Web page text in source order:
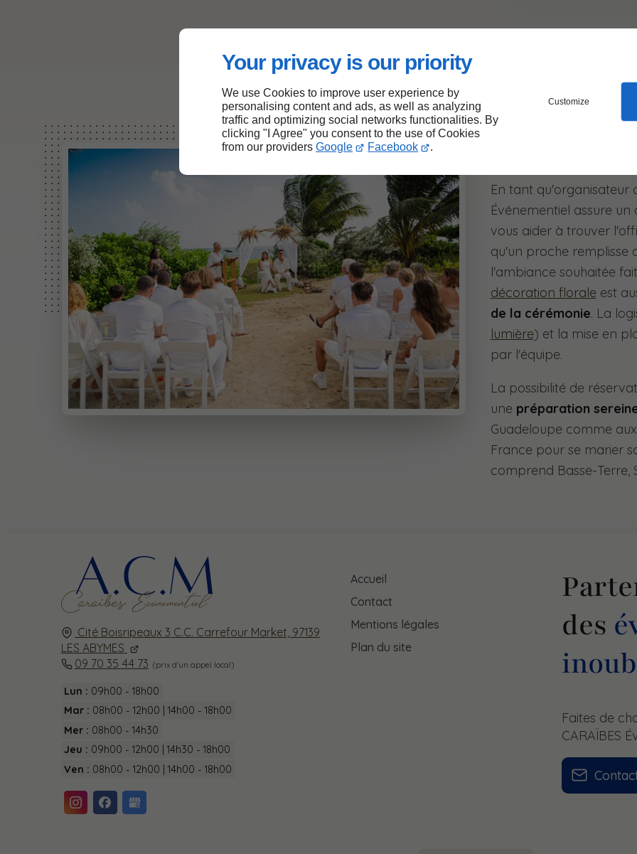
Your privacy is our priority
We use Cookies to improve user experience by
personalising content and ads, as well as analyzing
traffic and optimizing social networks functionalities. By
clicking "I Agree" you consent to the use of Cookies
from our providers Google Facebook .
Customize
pour
En tant qu'organisateur
Événementiel assure
vous aider à trouver
qu'un proche remplisse
l'ambiance souhaitée
décoration floraleest
de la cérémonie. La
lumière) et la mise en
par l'équipe.
La possibilité de
une préparation
Guadeloupe comme
France pour se marier
comprend Basse-Terre,
Cité Boisripeaux 3 C.C. Carrefour Market, 97139
LES ABYMES
09 70 35 44 73
Lun : 09h00 - 18h00
Mar : 08h00 - 12h00 | 14h00 - 18h00
Mer : 08h00 - 14h30
Jeu : 09h00 - 12h00 | 14h30 - 18h00
Ven : 08h00 - 12h00 | 14h00 - 18h00
Accueil
Contact
Mentions légales
Plan du site
des
Faites de
CARAÏBES